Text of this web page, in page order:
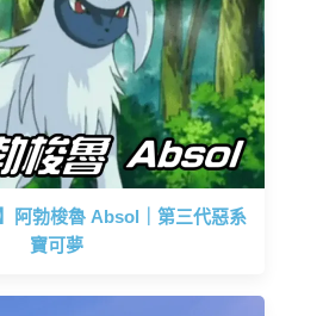
阿勃梭魯 Absol｜第三代惡系
寶可夢